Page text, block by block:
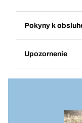
Pokyny k
Upozornenie